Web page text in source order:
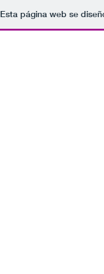
Esta página web se